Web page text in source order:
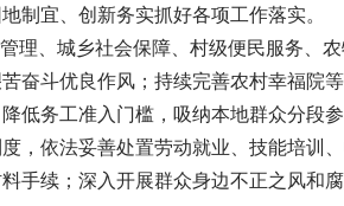
制宜、创新务实抓好各项工作落实。
理、城乡社会保障、村级便民服务、
斗优良作风；持续完善农村幸福院
低务工准入门槛，吸纳本地群众分段
，依法妥善处置劳动就业、技能培训
手续；深入开展群众身边不正之风和